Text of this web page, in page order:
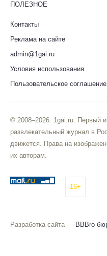
ПОЛЕЗНОЕ
Контакты
Реклама на сайте
admin@1gai.ru
Условия использования
Пользовательское соглашение
© 2008–2026. 1gai.ru. Первый
развлекательный журнал в
движется. Права на
их авторам.
16+
Разработка сайта — BBBro